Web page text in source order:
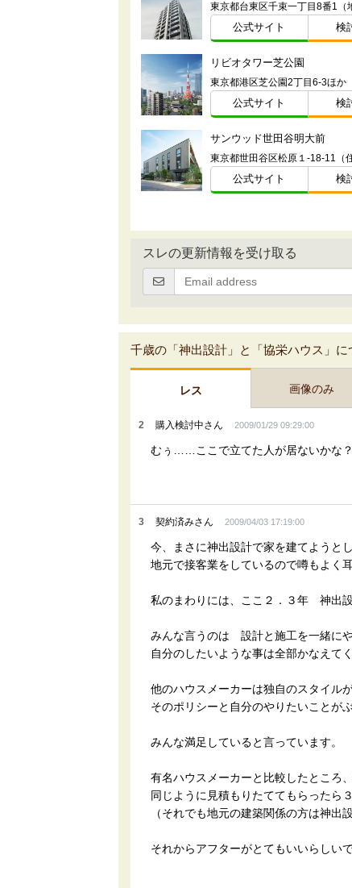
東京都台東区千束一丁目8番1（
公式サイト 検
リビオタワー芝公園
東京都港区芝公園2丁目6-3ほか
公式サイト 検
サンウッド世田谷明大前
東京都世田谷区松原１-18-11（
公式サイト 検
スレの更新情報を受け取る
千歳の「神出設計」と「協栄ハウス」に
レス 画像のみ
2 購入検討中さん 2009/01/29 09:29:00
むぅ……ここで立てた人が居ないかな？
3 契約済みさん 2009/04/03 17:19:00
今、まさに神出設計で家を建てようと
地元で接客業をしているので噂もよく
私のまわりには、ここ２．３年 神出
みんな言うのは 設計と施工を一緒に
自分のしたいような事は全部かなえて
他のハウスメーカーは独自のスタイル
そのポリシーと自分のやりたいことが
みんな満足していると言っています。
有名ハウスメーカーと比較したところ
同じように見積もりたててもらったら
（それでも地元の建築関係の方は神出
それからアフターがとてもいいらしいで